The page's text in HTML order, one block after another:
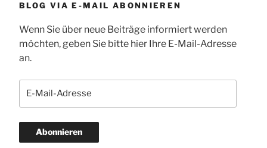
BLOG VIA E-MAIL ABONNIEREN
Wenn Sie über neue Beiträge informiert werden
möchten, geben Sie bitte hier Ihre E-Mail-Adresse
an.
Mail-
Abonnieren